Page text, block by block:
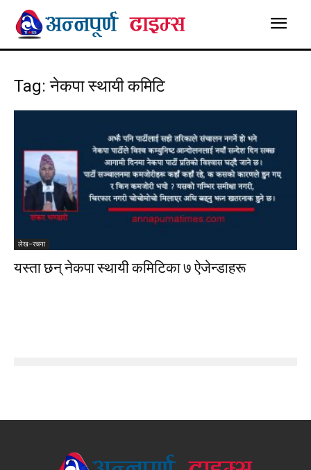
Tag: नेकपा स्थायी कमिटि
लेख-रचना
यस्ता छन् नेकपा स्थायी कमिटिका ७ ऐजेन्डाहरू